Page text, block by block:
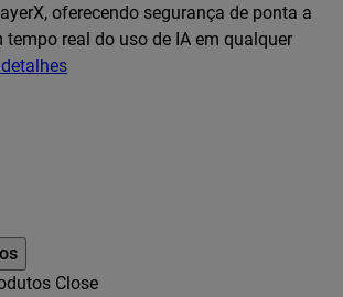
oferecendo segurança de ponta a
tempo real do uso de IA em qualquer
Close